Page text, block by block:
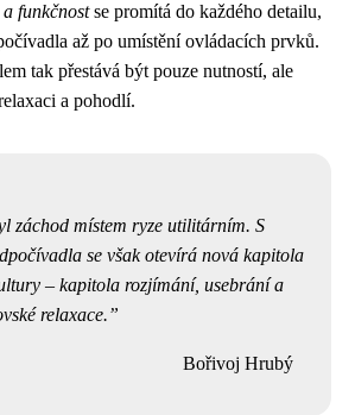
funkčnostse promítá do každého detailu,
až po umístění ovládacích prvků.
tak přestává být pouze nutností, ale
a pohodlí.
záchod místem ryze utilitárním. S
se však otevírá nová kapitola
– kapitola rozjímání, usebrání a
relaxace.
Bořivoj Hrubý